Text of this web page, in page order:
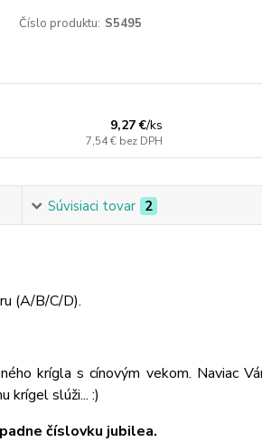
Číslo produktu: S5495
9,27 €/ks
7,54 € bez DPH
Súvisiaci tovar 2
(A/B/C/D).
krígla s cínovým vekom. Naviac
krígel slúži... :)
číslovku jubilea.